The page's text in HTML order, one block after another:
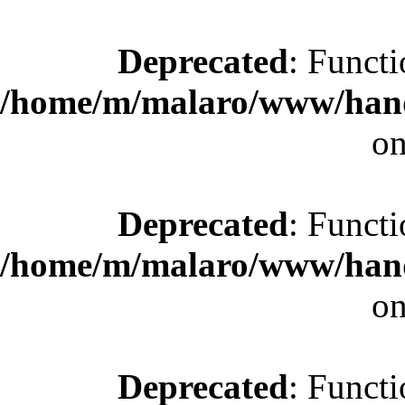
Deprecated:
/home/m/malaro/www/
Deprecated:
/home/m/malaro/www/
Deprecated: